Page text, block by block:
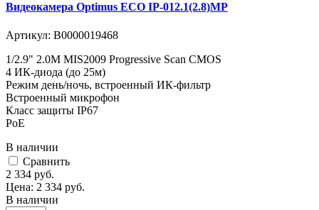
Видеокамера Optimus ECO IP-012.1(2.8)MP
Артикул: В0000019468
1/2.9" 2.0M MIS2009 Progressive Scan CMOS
4 ИК-диода (до 25м)
Режим день/ночь, встроенный ИК-фильтр
Встроенный микрофон
Класс защиты IР67
PoE
В наличии
Cравнить
2 334 руб.
Цена: 2 334 руб.
В наличии